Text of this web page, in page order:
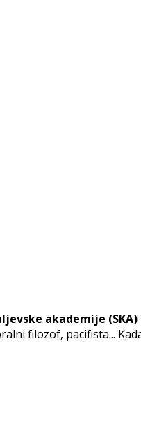
akademije (SKA)
filozof, pacifista...